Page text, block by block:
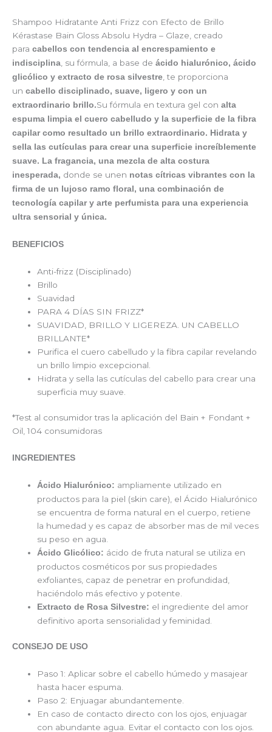
Shampoo Hidratante Anti Frizz con Efecto de Brillo
Kérastase Bain Gloss Absolu Hydra – Glaze, creado
para cabellos con tendencia al encrespamiento e
indisciplina , su fórmula, a base de ácido hialurónico, ácido
glicólico y extracto de rosa silvestre , te proporciona
un cabello disciplinado, suave, ligero y con un
extraordinario brillo.Su fórmula en textura gel con alta
espuma limpia el cuero cabelludo y la superficie de la fibra
capilar como resultado un brillo extraordinario. Hidrata y
sella las cutículas para crear una superficie increíblemente
suave. La fragancia, una mezcla de alta costura
inesperada, donde se unen notas cítricas vibrantes con la
firma de un lujoso ramo floral, una combinación de
tecnología capilar y arte perfumista para una experiencia
ultra sensorial y única.
BENEFICIOS
Anti-frizz (Disciplinado)
Brillo
Suavidad
PARA 4 DÍAS SIN FRIZZ*
SUAVIDAD, BRILLO Y LIGEREZA. UN CABELLO
BRILLANTE*
Purifica el cuero cabelludo y la fibra capilar revelando
un brillo limpio excepcional.
Hidrata y sella las cutículas del cabello para crear una
superficia muy suave.
*Test al consumidor tras la aplicación del Bain + Fondant +
Oil, 104 consumidoras
INGREDIENTES
Ácido Hialurónico: ampliamente utilizado en
productos para la piel (skin care), el Ácido Hialurónico
se encuentra de forma natural en el cuerpo, retiene
la humedad y es capaz de absorber mas de mil veces
su peso en agua.
Ácido Glicólico: ácido de fruta natural se utiliza en
productos cosméticos por sus propiedades
exfoliantes, capaz de penetrar en profundidad,
haciéndolo más efectivo y potente.
Extracto de Rosa Silvestre: el ingrediente del amor
definitivo aporta sensorialidad y feminidad.
CONSEJO DE USO
Paso 1: Aplicar sobre el cabello húmedo y masajear
hasta hacer espuma.
Paso 2: Enjuagar abundantemente.
En caso de contacto directo con los ojos, enjuagar
con abundante agua. Evitar el contacto con los ojos.